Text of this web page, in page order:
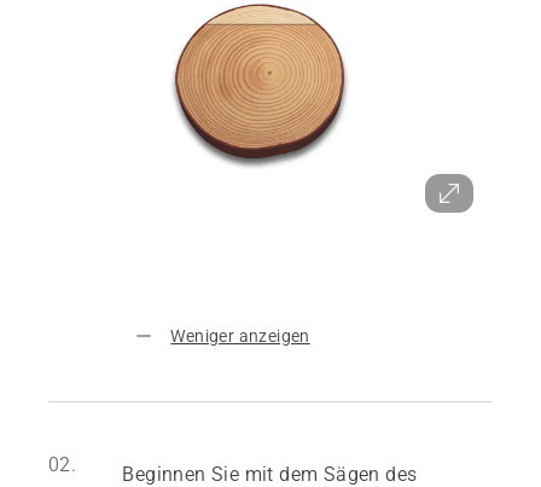
Weniger anzeigen
02.
Beginnen Sie mit dem Sägen des